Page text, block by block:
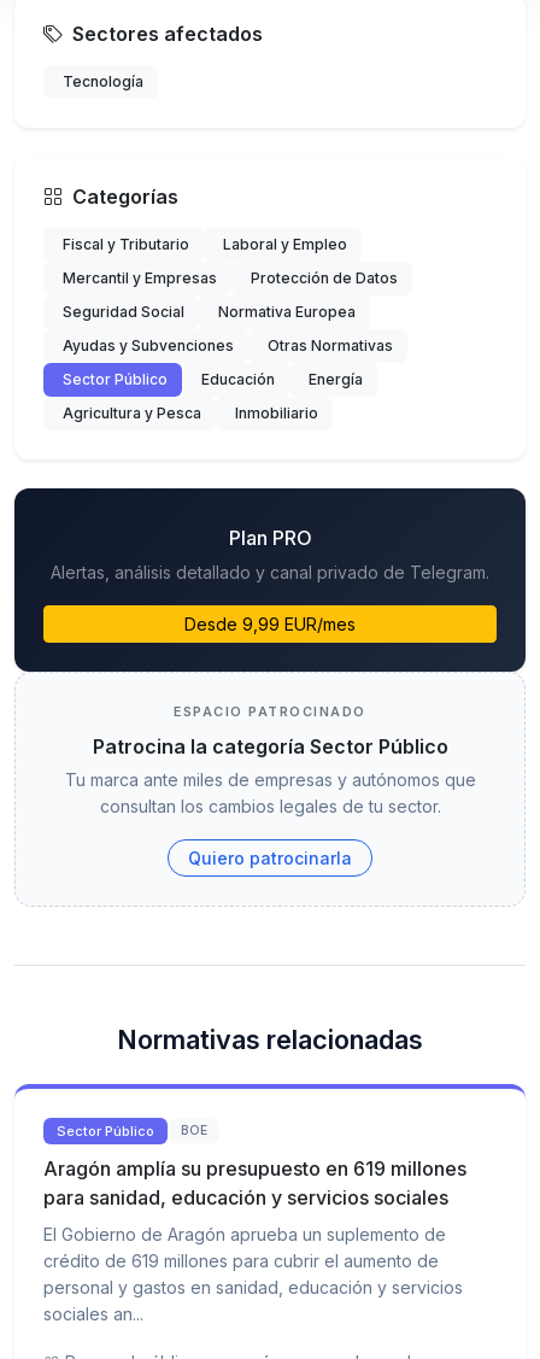
Sectores afectados
Tecnología
Categorías
Fiscal y Tributario
Laboral y Empleo
Mercantil y Empresas
Protección de Datos
Seguridad Social
Normativa Europea
Ayudas y Subvenciones
Otras Normativas
Sector Público
Educación
Energía
Agricultura y Pesca
Inmobiliario
Plan PRO
Alertas, análisis detallado y canal privado de Telegram.
Desde 9,99 EUR/mes
ESPACIO PATROCINADO
Patrocina la categoría Sector Público
Tu marca ante miles de empresas y autónomos que
consultan los cambios legales de tu sector.
Quiero patrocinarla
Normativas relacionadas
Sector Público BOE
Aragón amplía su presupuesto en 619 millones
para sanidad, educación y servicios sociales
El Gobierno de Aragón aprueba un suplemento de
crédito de 619 millones para cubrir el aumento de
personal y gastos en sanidad, educación y servicios
sociales an...